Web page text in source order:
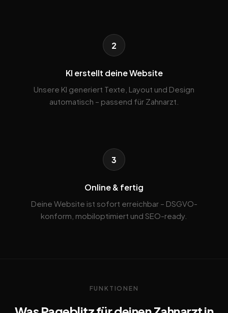
2
KI erstellt deine Website
Unsere KI generiert Texte, Layout und Design
automatisch – passend für Zahnarzt.
3
Online & fertig
Deine Website ist sofort erreichbar – DSGVO-
konform, mobiloptimiert und SEO-ready.
FUNKTIONEN